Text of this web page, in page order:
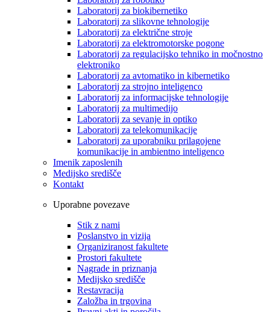
Laboratorij za biokibernetiko
Laboratorij za slikovne tehnologije
Laboratorij za električne stroje
Laboratorij za elektromotorske pogone
Laboratorij za regulacijsko tehniko in močnostno
elektroniko
Laboratorij za avtomatiko in kibernetiko
Laboratorij za strojno inteligenco
Laboratorij za informacijske tehnologije
Laboratorij za multimedijo
Laboratorij za sevanje in optiko
Laboratorij za telekomunikacije
Laboratorij za uporabniku prilagojene
komunikacije in ambientno inteligenco
Imenik zaposlenih
Medijsko središče
Kontakt
Uporabne povezave
Stik z nami
Poslanstvo in vizija
Organiziranost fakultete
Prostori fakultete
Nagrade in priznanja
Medijsko središče
Restavracija
Založba in trgovina